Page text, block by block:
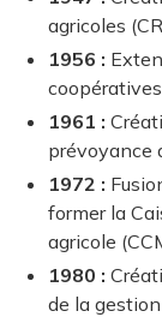
agricoles
1956 :
1961 :
prévoyance
1972 :
former la
agricole
1980 :
de la